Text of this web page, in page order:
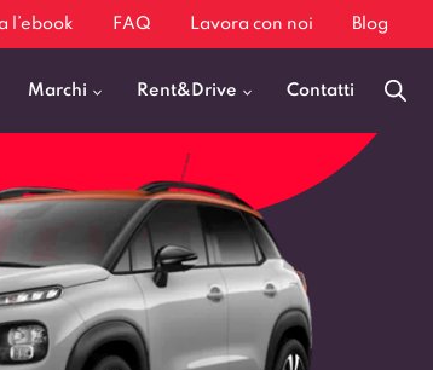
l’ebook FAQ Lavora con noi Blog
Benzina
Diesel
Elettrica
Ibrida
Marchi
Fiat 500
BMW X1
Audi Q3
Rent&Drive Contatti